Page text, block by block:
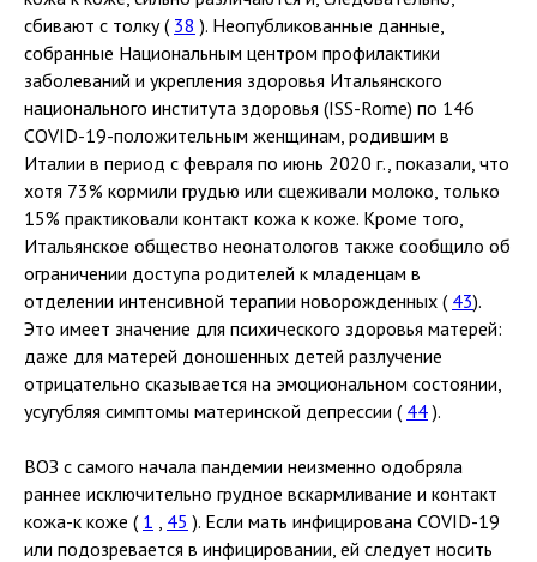
сбивают с толку ( 38 ). Неопубликованные данные,
собранные Национальным центром профилактики
заболеваний и укрепления здоровья Итальянского
национального института здоровья (ISS-Rome) по 146
COVID-19-положительным женщинам, родившим в
Италии в период с февраля по июнь 2020 г., показали, что
хотя 73% кормили грудью или сцеживали молоко, только
15% практиковали контакт кожа к коже. Кроме того,
Итальянское общество неонатологов также сообщило об
ограничении доступа родителей к младенцам в
отделении интенсивной терапии новорожденных ( 43).
Это имеет значение для психического здоровья матерей:
даже для матерей доношенных детей разлучение
отрицательно сказывается на эмоциональном состоянии,
усугубляя симптомы материнской депрессии ( 44).
ВОЗ с самого начала пандемии неизменно одобряла
раннее исключительно грудное вскармливание и контакт
кожа-к коже ( 1 45 ). Если мать инфицирована COVID-19
или подозревается в инфицировании, ей следует носить